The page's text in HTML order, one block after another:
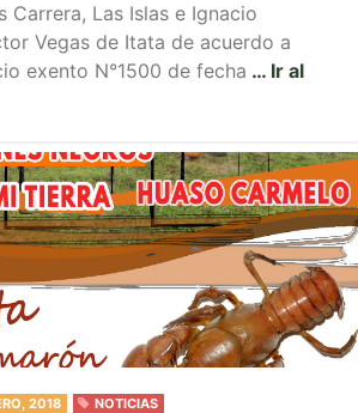
Carrera, Las Islas e Ignacio
Vegas de Itata de acuerdo a
exento N°1500 de fecha … Ir al
2018 NOTICIAS